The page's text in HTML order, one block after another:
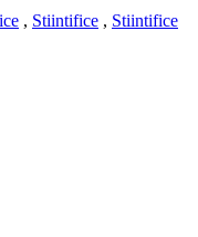
, Stiintifice , Stiintifice